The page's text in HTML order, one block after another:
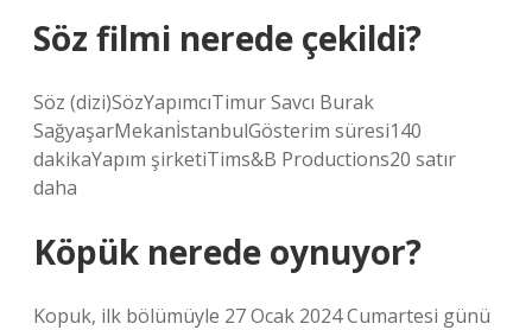
Söz filmi nerede çekildi?
Söz (dizi)SözYapımcıTimur Savcı Burak
SağyaşarMekanİstanbulGösterim süresi140
dakikaYapım şirketiTims&B Productions20 satır
daha
Köpük nerede oynuyor?
Kopuk, ilk bölümüyle 27 Ocak 2024 Cumartesi günü